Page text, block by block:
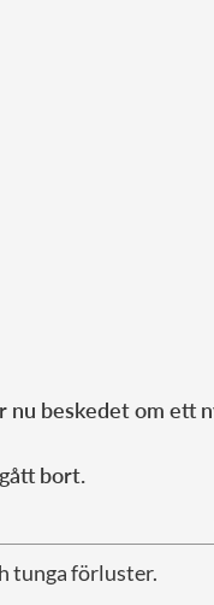
nu beskedet om ett
bort.
tunga förluster.